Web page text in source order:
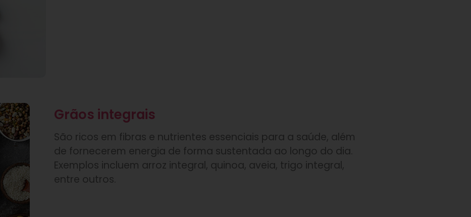
Grãos integrais
São ricos em fibras e nutrientes essenciais para a saúde, além
de fornecerem energia de forma sustentada ao longo do dia.
Exemplos incluem arroz integral, quinoa, aveia, trigo integral,
entre outros.